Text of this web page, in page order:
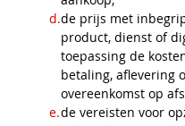
de prijs met
product, dienst of
toepassing de
betaling, aflevering
overeenkomst op
de vereisten voor